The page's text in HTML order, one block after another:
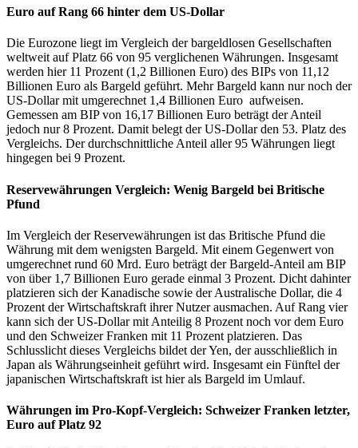
Euro auf Rang 66 hinter dem US-Dollar
Die Eurozone liegt im Vergleich der bargeldlosen Gesellschaften
weltweit auf Platz 66 von 95 verglichenen Währungen. Insgesamt
werden hier 11 Prozent (1,2 Billionen Euro) des BIPs von 11,12
Billionen Euro als Bargeld geführt. Mehr Bargeld kann nur noch der
US-Dollar mit umgerechnet 1,4 Billionen Euro aufweisen.
Gemessen am BIP von 16,17 Billionen Euro beträgt der Anteil
jedoch nur 8 Prozent. Damit belegt der US-Dollar den 53. Platz des
Vergleichs. Der durchschnittliche Anteil aller 95 Währungen liegt
hingegen bei 9 Prozent.
Reservewährungen Vergleich: Wenig Bargeld bei Britische
Pfund
Im Vergleich der Reservewährungen ist das Britische Pfund die
Währung mit dem wenigsten Bargeld. Mit einem Gegenwert von
umgerechnet rund 60 Mrd. Euro beträgt der Bargeld-Anteil am BIP
von über 1,7 Billionen Euro gerade einmal 3 Prozent. Dicht dahinter
platzieren sich der Kanadische sowie der Australische Dollar, die 4
Prozent der Wirtschaftskraft ihrer Nutzer ausmachen. Auf Rang vier
kann sich der US-Dollar mit Anteilig 8 Prozent noch vor dem Euro
und den Schweizer Franken mit 11 Prozent platzieren. Das
Schlusslicht dieses Vergleichs bildet der Yen, der ausschließlich in
Japan als Währungseinheit geführt wird. Insgesamt ein Fünftel der
japanischen Wirtschaftskraft ist hier als Bargeld im Umlauf.
Währungen im Pro-Kopf-Vergleich: Schweizer Franken letzter,
Euro auf Platz 92